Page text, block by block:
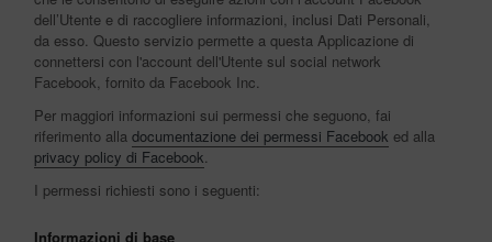
dell’Utente e di raccogliere informazioni, inclusi Dati Personali,
da esso. Questo servizio permette a questa Applicazione di
connettersi con l'account dell'Utente sul social network
Facebook, fornito da Facebook Inc.
Per maggiori informazioni sui permessi che seguono, fai
riferimento alla documentazione dei permessi Facebook ed alla
privacy policy di Facebook.
I permessi richiesti sono i seguenti:
Informazioni di base